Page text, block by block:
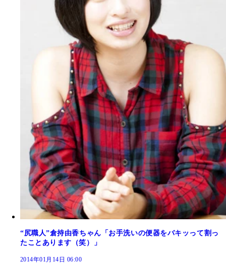
“尻職人”倉持由香ちゃん「お手洗いの便器をバキッって割っ
たことあります（笑）」
2014年01月14日 06:00